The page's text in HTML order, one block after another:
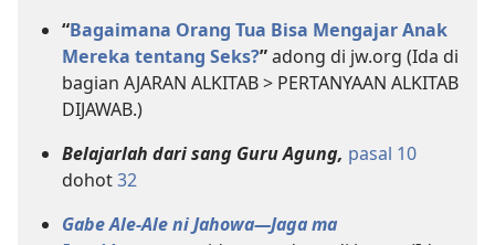
“Bagaimana Orang Tua Bisa Mengajar Anak
Mereka tentang Seks?”adong di jw.org (Ida di
bagian AJARAN ALKITAB > PERTANYAAN ALKITAB
DIJAWAB.)
Belajarlah dari sang Guru Agung, pasal 10
dohot32
Gabe Ale-Ale ni Jahowa—Jaga ma